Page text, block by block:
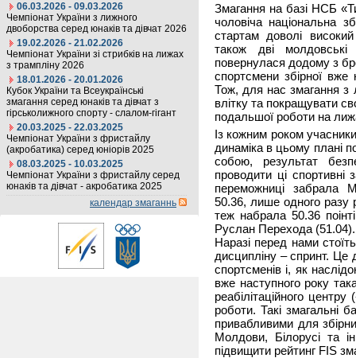
06.03.2026 - 09.03.2026
Чемпіонат України з лижного
двоборства серед юнаків та дівчат 2026
19.02.2026 - 21.02.2026
Чемпіонат України зі стрибків на лижах
з трампліну 2026
18.01.2026 - 20.01.2026
Кубок України та Всеукраїнські
змагання серед юнаків та дівчат з
гірськолижного спорту - слалом-гігант
20.03.2025 - 22.03.2025
Чемпіонат України з фристайлу
(акробатика) серед юніорів 2025
08.03.2025 - 10.03.2025
Чемпіонат України з фристайлу серед
юнаків та дівчат - акробатика 2025
календар змаганнь
Змагання на базі НСБ
чоловіча національна
стартам доволі
також дві
повернулася додому з
спортсмени збірної вже
Тож, для нас змагання з
влітку та покращувати
подальшої роботи на
Із кожним роком
динаміка в цьому плані
собою, результат
проводити ці спортивні
переможниці забрала
50.36, лише одного разу
теж набрала 50.36
Руслан Перехода
Наразі перед нами
дисципліну – спринт. Це
спортсменів і, як
вже наступного року
реабілітаційного
роботи. Такі змагальні
привабливими для
Молдови, Білорусі та
підвищити рейтинг FIS